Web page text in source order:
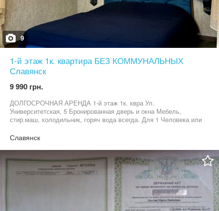
9
1-й этаж 1к. квартира БЕЗ КОММУНАЛЬНЫХ
Славянск
9 990 грн.
ДОЛГОСРОЧНАЯ АРЕНДА 1-й этаж 1к. квра Ул.
Университетская, 5 Бронированная дверь и окна Мебель,
стир.маш, холодильник, горяч вода всегда. Для 1 Человека или
стоимость аренды . -залоговая сумма 100% -комиссия риелтора
Славянск